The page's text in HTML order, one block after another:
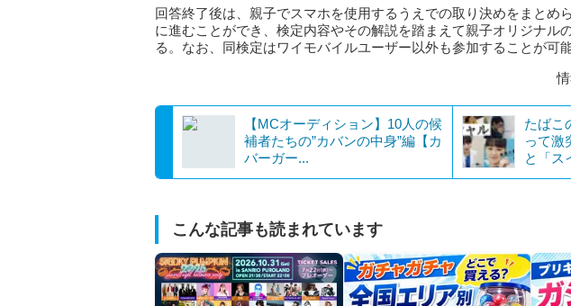
回答終了後は、親子でスマホを使用するうえでの取り決めをまとめ
に進むことができ、検定内容やその解説を踏まえて親子オリジナル
る。なお、同検定はワイモバイルユーザー以外も参加することが可
【MCオーディション】10人の候
補者たちの”カバンの中身”編【カ
バーガー...
たばこ
って激
と「ス
こんな記事も読まれています